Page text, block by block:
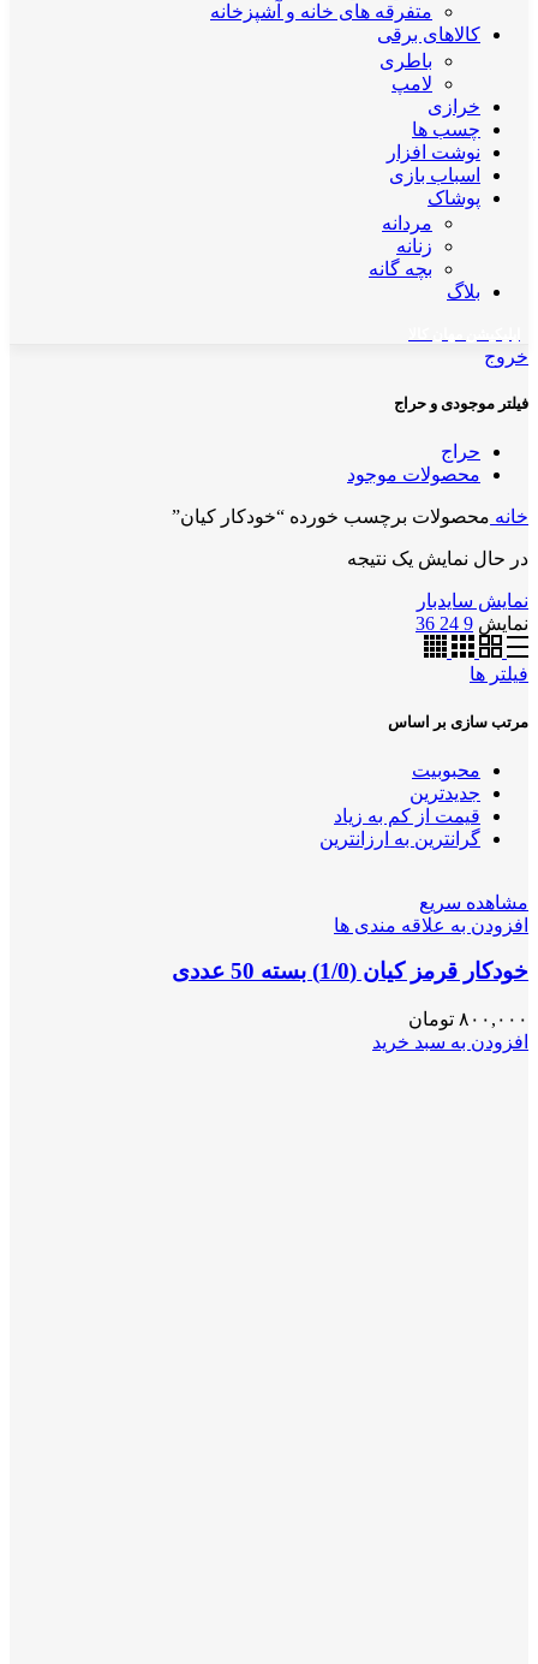
متفرقه های خانه و آشپزخانه
کالاهای برقی
باطری
لامپ
خرازی
چسب ها
نوشت افزار
اسباب بازی
پوشاک
مردانه
زنانه
بچه گانه
بلاگ
خروج
فیلتر موجودی و حراج
حراج
محصولات موجود
خانه محصولات برچسب خورده “خودکار کیان”
در حال نمایش یک نتیجه
نمایش سایدبار
نمایش 9
24
36
فیلتر ها
مرتب سازی بر اساس
محبوبیت
جدیدترین
قیمت از کم به زیاد
گرانترین به ارزانترین
مشاهده سریع
افزودن به علاقه مندی ها
خودکار قرمز کیان (1/0) بسته 50 عددی
۸۰۰,۰۰۰ تومان
افزودن به سبد خرید